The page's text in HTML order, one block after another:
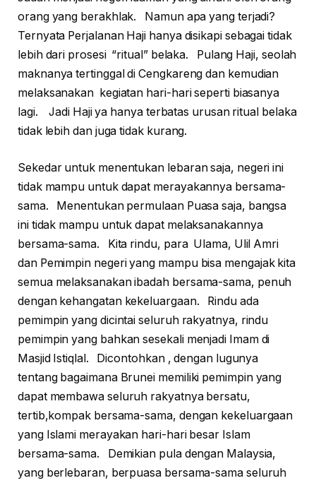
orang yang berakhlak. Namun apa yang terjadi?
Ternyata Perjalanan Haji hanya disikapi sebagai tidak
lebih dari prosesi “ritual” belaka. Pulang Haji, seolah
maknanya tertinggal di Cengkareng dan kemudian
melaksanakan kegiatan hari-hari seperti biasanya
lagi. Jadi Haji ya hanya terbatas urusan ritual belaka
tidak lebih dan juga tidak kurang.
Sekedar untuk menentukan lebaran saja, negeri ini
tidak mampu untuk dapat merayakannya bersama-
sama. Menentukan permulaan Puasa saja, bangsa
ini tidak mampu untuk dapat melaksanakannya
bersama-sama. Kita rindu, para Ulama, Ulil Amri
dan Pemimpin negeri yang mampu bisa mengajak kita
semua melaksanakan ibadah bersama-sama, penuh
dengan kehangatan kekeluargaan. Rindu ada
pemimpin yang dicintai seluruh rakyatnya, rindu
pemimpin yang bahkan sesekali menjadi Imam di
Masjid Istiqlal. Dicontohkan , dengan lugunya
tentang bagaimana Brunei memiliki pemimpin yang
dapat membawa seluruh rakyatnya bersatu,
tertib,kompak bersama-sama, dengan kekeluargaan
yang Islami merayakan hari-hari besar Islam
bersama-sama. Demikian pula dengan Malaysia,
yang berlebaran, berpuasa bersama-sama seluruh